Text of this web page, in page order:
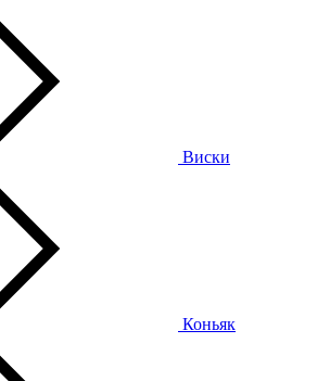
Виски
Коньяк